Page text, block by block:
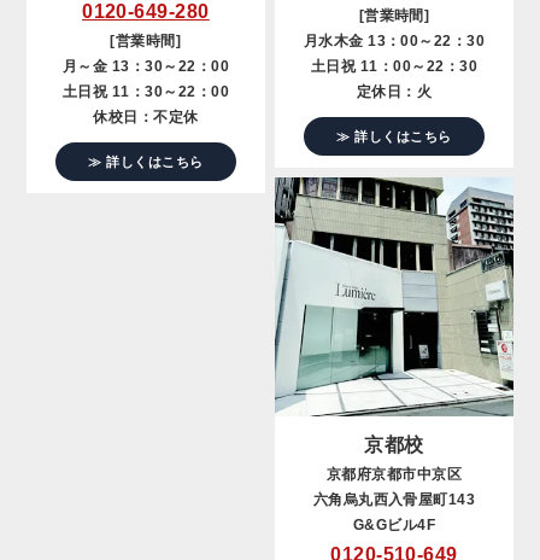
0120-649-280
[営業時間]
月～金 13：30～22：00
土日祝 11：30～22：00
休校日：不定休
≫ 詳しくはこちら
[営業時間]
月水木金 13：00～22：30
土日祝 11：00～22：30
定休日：火
≫ 詳しくはこちら
京都校
京都府京都市中京区
六角烏丸西入骨屋町143
G&Gビル4F
0120-510-649